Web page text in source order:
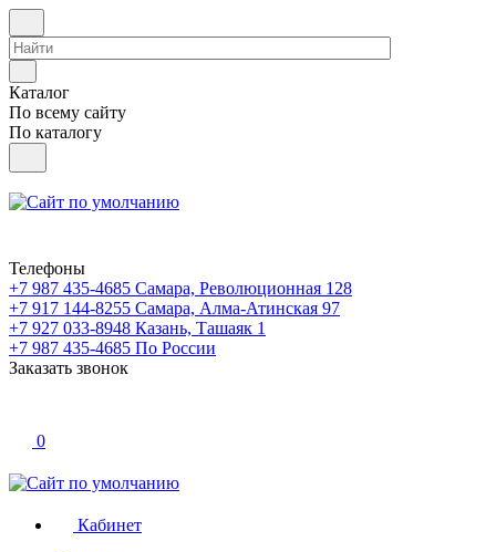
Каталог
По всему сайту
По каталогу
Телефоны
+7 987 435-4685 Самара, Революционная 128
+7 917 144-8255 Самара, Алма-Атинская 97
+7 927 033-8948 Казань, Ташаяк 1
+7 987 435-4685 По России
Заказать звонок
0
Кабинет